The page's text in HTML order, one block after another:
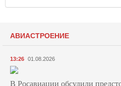
АВИАСТРОЕНИЕ
13:26 01.08.2026
В Росавиации обсудили